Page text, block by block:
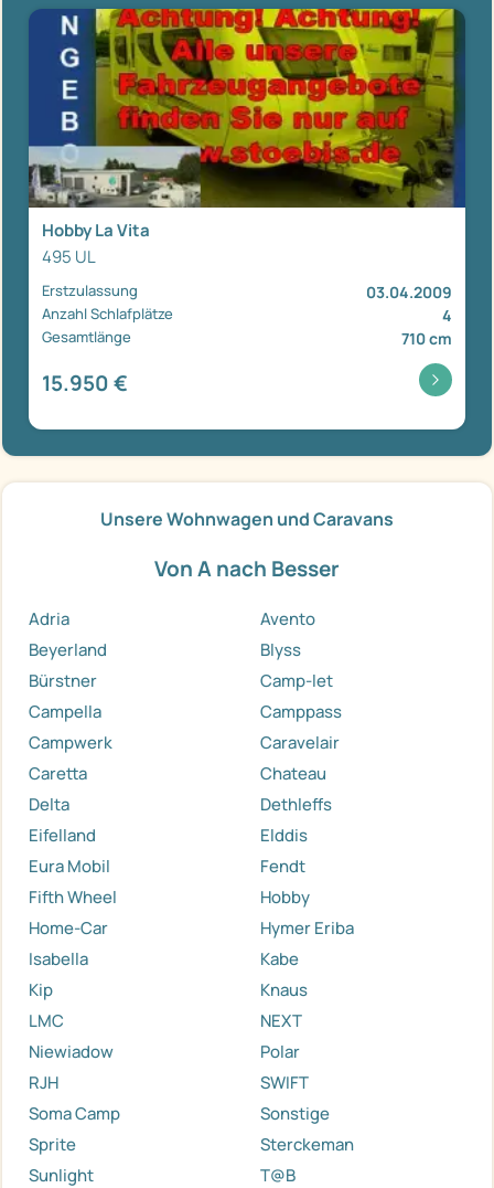
Hobby La Vita
495 UL
Erstzulassung 03.04.2009
Anzahl Schlafplätze 4
Gesamtlänge 710 cm
15.950 €
Unsere Wohnwagen und Caravans
Von A nach Besser
Adria
Avento
Beyerland
Blyss
Bürstner
Camp-let
Campella
Camppass
Campwerk
Caravelair
Caretta
Chateau
Delta
Dethleffs
Eifelland
Elddis
Eura Mobil
Fendt
Fifth Wheel
Hobby
Home-Car
Hymer Eriba
Isabella
Kabe
Kip
Knaus
LMC
NEXT
Niewiadow
Polar
RJH
SWIFT
Soma Camp
Sonstige
Sprite
Sterckeman
Sunlight
T@B